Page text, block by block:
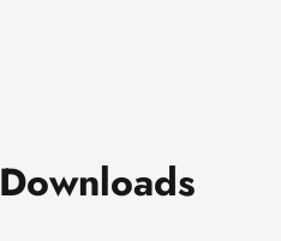
Downloads